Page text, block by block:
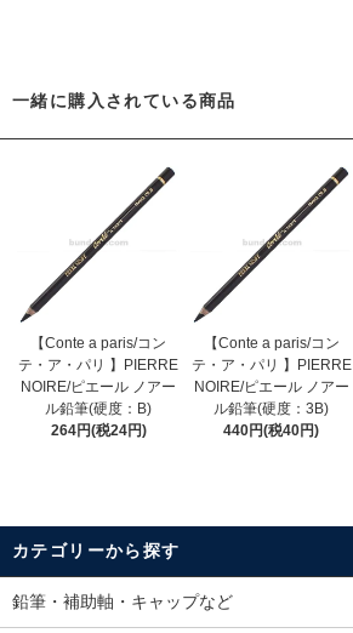
一緒に購入されている商品
【Conte a paris/コン
テ・ア・パリ 】PIERRE
NOIRE/ピエール ノアー
ル鉛筆(硬度：B)
264円(税24円)
【Conte a paris/コン
テ・ア・パリ 】PIERRE
NOIRE/ピエール ノアー
ル鉛筆(硬度：3B)
440円(税40円)
カテゴリーから探す
鉛筆・補助軸・キャップなど